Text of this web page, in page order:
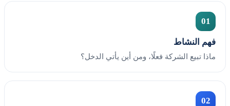
01
فهم النشاط
ماذا تبيع الشركة فعلًا، ومن أين يأتي الدخل؟
02